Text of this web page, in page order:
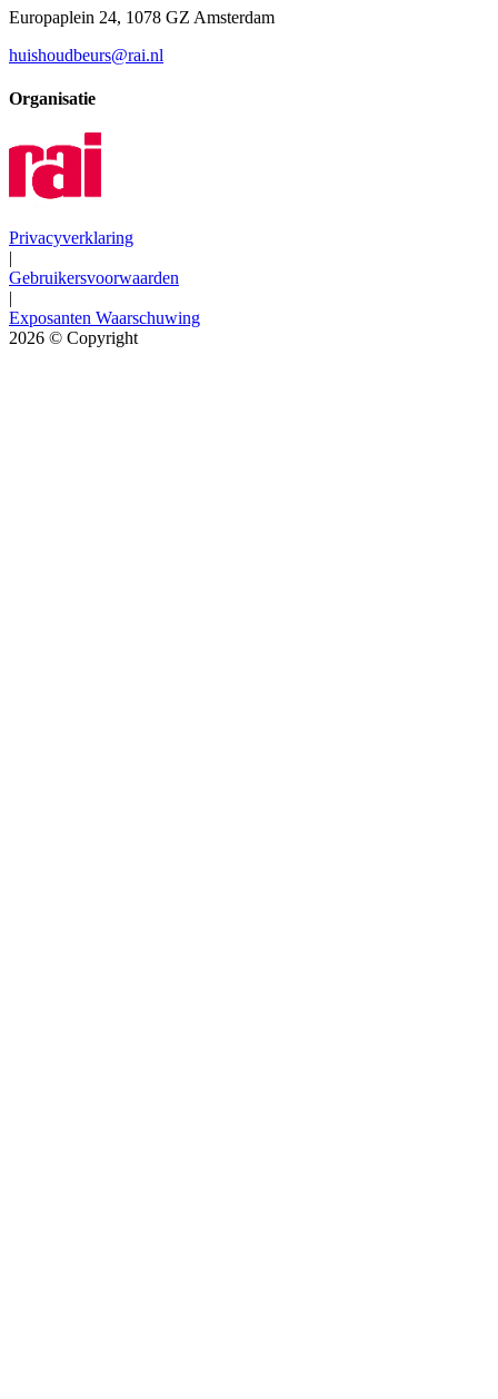
Europaplein 24, 1078 GZ Amsterdam
huishoudbeurs@rai.nl
Organisatie
Privacyverklaring
|
Gebruikersvoorwaarden
|
Exposanten Waarschuwing
2026 © Copyright